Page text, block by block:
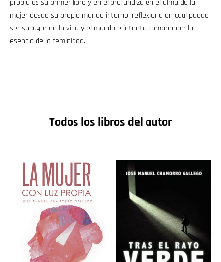
propia es su primer libro y en él profundiza en el alma de la
mujer desde su propio mundo interno, reflexiona en cuál puede
ser su lugar en la vida y el mundo e intenta comprender la
esencia de la feminidad.
Todos los libros del autor